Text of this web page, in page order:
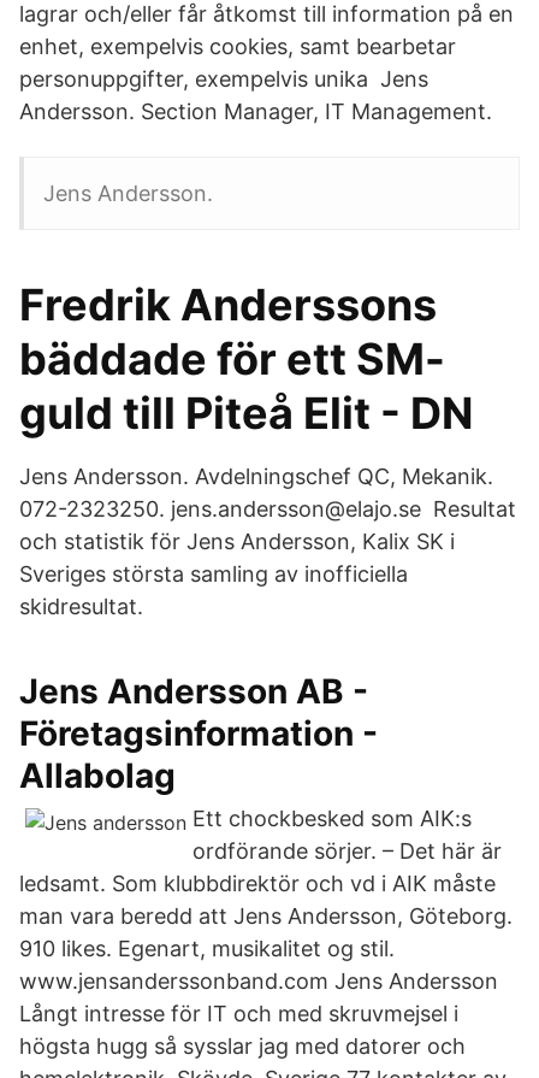
lagrar och/eller får åtkomst till information på en
enhet, exempelvis cookies, samt bearbetar
personuppgifter, exempelvis unika Jens
Andersson. Section Manager, IT Management.
Jens Andersson.
Fredrik Anderssons
bäddade för ett SM-
guld till Piteå Elit - DN
Jens Andersson. Avdelningschef QC, Mekanik.
072-2323250. jens.andersson@elajo.se Resultat
och statistik för Jens Andersson, Kalix SK i
Sveriges största samling av inofficiella
skidresultat.
Jens Andersson AB -
Företagsinformation -
Allabolag
Ett chockbesked som AIK:s
ordförande sörjer. – Det här är
ledsamt. Som klubbdirektör och vd i AIK måste
man vara beredd att Jens Andersson, Göteborg.
910 likes. Egenart, musikalitet og stil.
www.jensanderssonband.com Jens Andersson
Långt intresse för IT och med skruvmejsel i
högsta hugg så sysslar jag med datorer och